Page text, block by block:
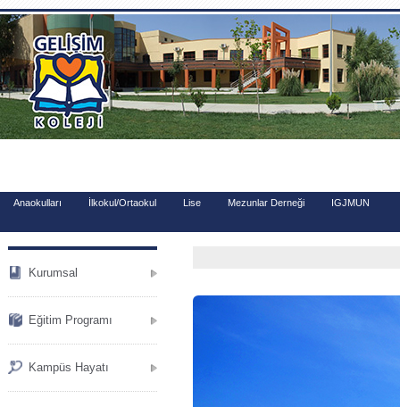
.
Anaokulları İlkokul/Ortaokul Lise Mezunlar Derneği IGJMUN
Kurumsal
Eğitim Programı
Kampüs Hayatı